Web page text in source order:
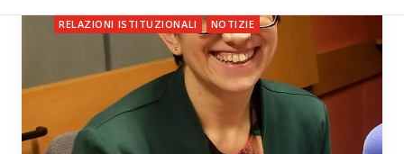
RELAZIONI ISTITUZIONALI NOTIZIE